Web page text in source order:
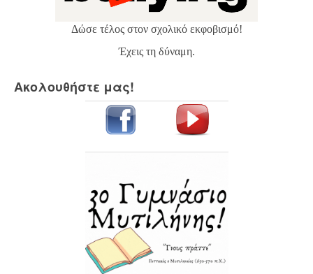
Δώσε τέλος στον σχολικό εκφοβισμό!
Έχεις τη δύναμη.
Ακολουθήστε μας!